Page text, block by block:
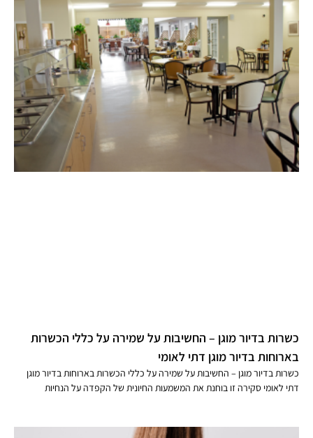
כשרות בדיור מוגן – החשיבות על שמירה על כללי הכשרות
בארוחות בדיור מוגן דתי לאומי
כשרות בדיור מוגן – החשיבות על שמירה על כללי הכשרות בארוחות בדיור מוגן
דתי לאומי סקירה זו בוחנת את המשמעות החיונית של הקפדה על הנחיות